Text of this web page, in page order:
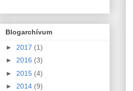
Blogarchívum
► 2017 (1)
► 2016 (3)
► 2015 (4)
► 2014 (9)